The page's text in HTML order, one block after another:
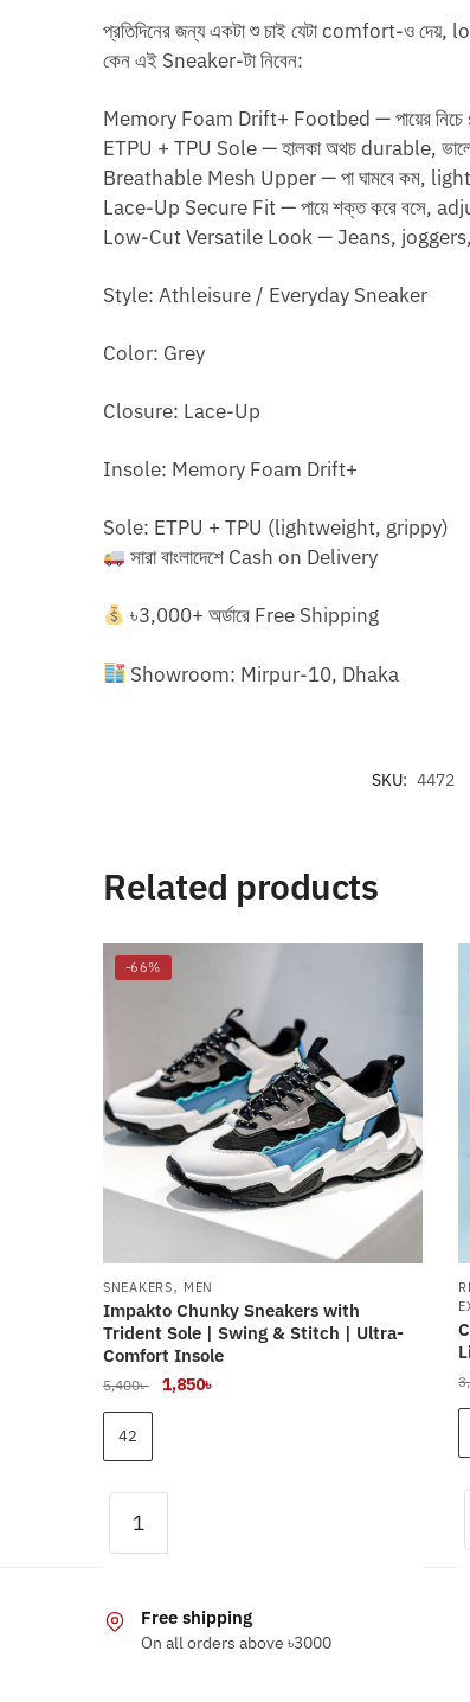
প্রতিদিনের জন্য একটা শু চাই যেটা comfort-ও
কেন এই Sneaker-টা নিবেন:
Memory Foam Drift+ Footbed — পায়ের নিচে
ETPU + TPU Sole — হালকা অথচ durable,
Breathable Mesh Upper — পা ঘামবে কম,
Lace-Up Secure Fit — পায়ে শক্ত করে বসে,
Low-Cut Versatile Look — Jeans, joggers,
Style: Athleisure / Everyday Sneaker
Color: Grey
Closure: Lace-Up
Insole: Memory Foam Drift+
Sole: ETPU + TPU (lightweight, grippy)
সারা বাংলাদেশে Cash on Delivery
৳3,000+ অর্ডারে Free Shipping
Showroom: Mirpur-10, Dhaka
SKU: 4472
Related products
-66%
SNEAKERS, MEN
Impakto Chunky Sneakers with
Trident Sole | Swing & Stitch | Ultra-
Comfort Insole
5,400৳
Original
1,850৳
42
Chunky
Trident
Sole
multiple
Free shipping
On all orders above ৳3000